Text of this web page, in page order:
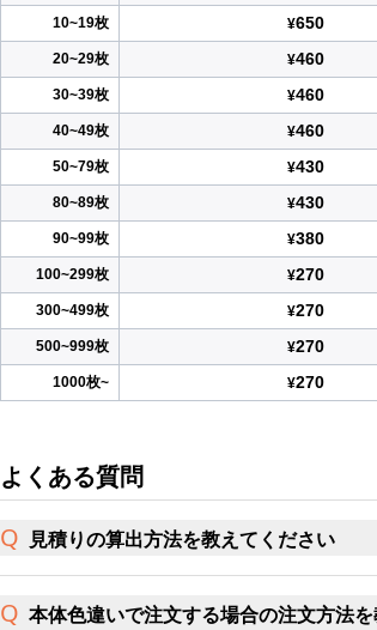
10~19枚 ¥650
20~29枚 ¥460
30~39枚 ¥460
40~49枚 ¥460
50~79枚 ¥430
80~89枚 ¥430
90~99枚 ¥380
100~299枚 ¥270
300~499枚 ¥270
500~999枚 ¥270
1000枚~ ¥270
よくある質問
見積りの算出方法を教えてください
本体色違いで注文する場合の注文方法